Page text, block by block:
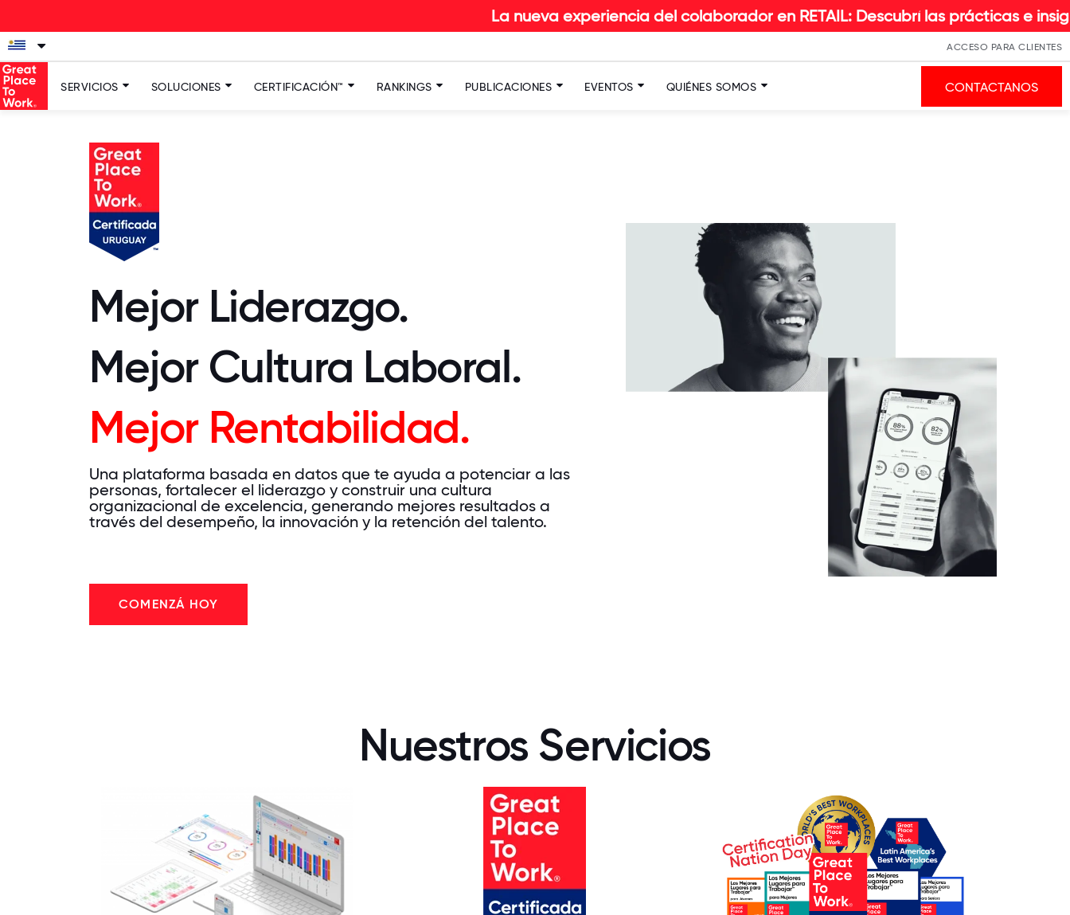
La nueva experiencia del colaborador en RETAIL: Descubrí las prácticas e insights que hacen la
ACCESO PARA CLIENTES
SERVICIOS SOLUCIONES CERTIFICACIÓN™ RANKINGS PUBLICACIONES EVENTOS QUIÉNES SOMOS CONTACTANOS
Mejor Liderazgo.
Mejor Cultura Laboral.
Mejor Rentabilidad.
Una plataforma basada en datos que te ayuda a potenciar a las
personas, fortalecer el liderazgo y construir una cultura
organizacional de excelencia, generando mejores resultados a
través del desempeño, la innovación y la retención del talento.
COMENZÁ HOY
Nuestros Servicios